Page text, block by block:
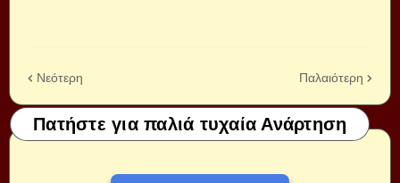
Νεότερη Παλαιότερη
Πατήστε για παλιά τυχαία Ανάρτηση